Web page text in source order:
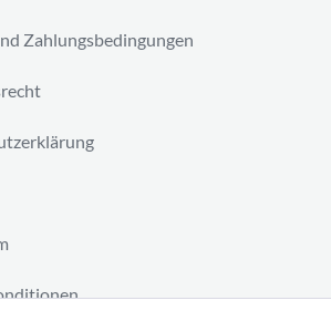
Zahlungsbedingungen